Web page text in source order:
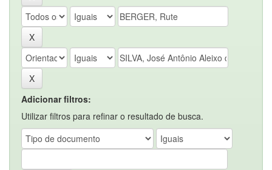
Adicionar filtros:
Utilizar filtros para refinar o resultado de busca.